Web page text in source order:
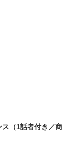
（1話者付き／商